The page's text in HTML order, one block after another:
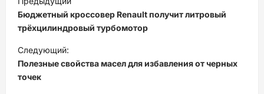
а
в
и
г
а
Бюджетный кроссовер Renault получит литровый
трёхцилиндровый турбомотор
Следующий:
Полезные свойства масел для избавления от черных
точек